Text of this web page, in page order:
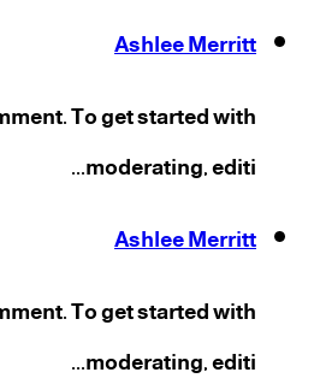
Ashlee Merritt
To get started with
moderating, editi...
Ashlee Merritt
To get started with
moderating, editi...